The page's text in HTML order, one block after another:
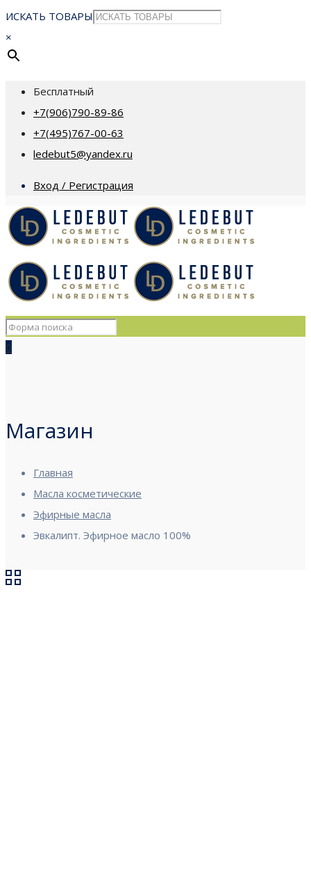
ИСКАТЬ ТОВАРЫ
×
Бесплатный
+7(906)790-89-86
+7(495)767-00-63
ledebut5@yandex.ru
Вход / Регистрация
0
Магазин
Главная
Масла косметические
Эфирные масла
Эвкалипт. Эфирное масло 100%